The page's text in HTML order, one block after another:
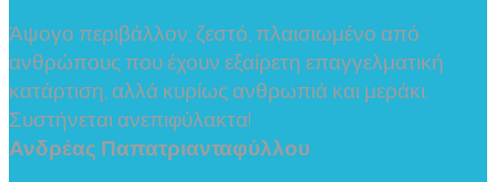
Άψογο περιβάλλον, ζεστό, πλαισιωμένο από
ανθρώπους που έχουν εξαίρετη επαγγελματική
κατάρτιση, αλλά κυρίως ανθρωπιά και μεράκι.
Συστήνεται ανεπιφύλακτα!
Ανδρέας Παπατριανταφύλλου